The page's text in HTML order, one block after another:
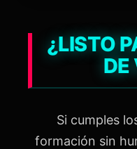
¿LISTO
DE
Si cumples
formación sin